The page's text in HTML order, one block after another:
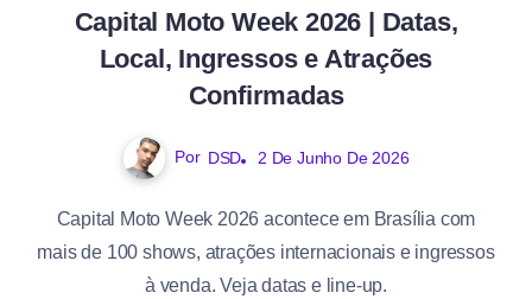
Capital Moto Week 2026 | Datas,
Local, Ingressos e Atrações
Confirmadas
Por DSD 2 De Junho De 2026
Capital Moto Week 2026 acontece em Brasília com
mais de 100 shows, atrações internacionais e ingressos
à venda. Veja datas e line-up.